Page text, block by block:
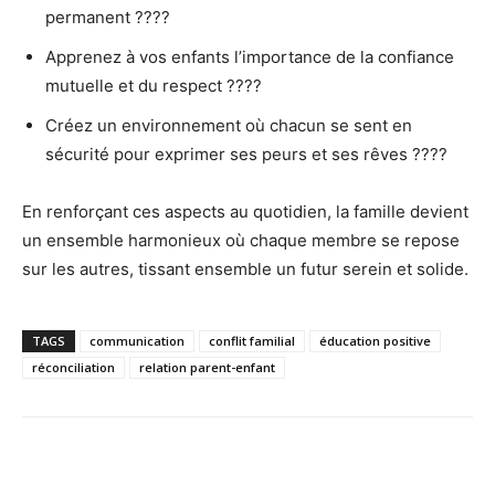
permanent ????
Apprenez à vos enfants l’importance de la confiance
mutuelle et du respect ????
Créez un environnement où chacun se sent en
sécurité pour exprimer ses peurs et ses rêves ????
En renforçant ces aspects au quotidien, la famille devient
un ensemble harmonieux où chaque membre se repose
sur les autres, tissant ensemble un futur serein et solide.
TAGS communication conflit familial
éducation positive
réconciliation
relation parent-enfant